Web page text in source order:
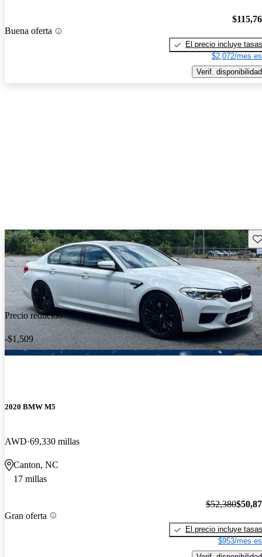
Buena oferta
El precio incluye tasas
$2,072/mes
Verif. disponibilidad
Precio reducido
-$1,509
2020 BMW M5
AWD 69,330 millas
Canton, NC
17 millas
Gran oferta
$52,380
El precio incluye tasas
$953/mes